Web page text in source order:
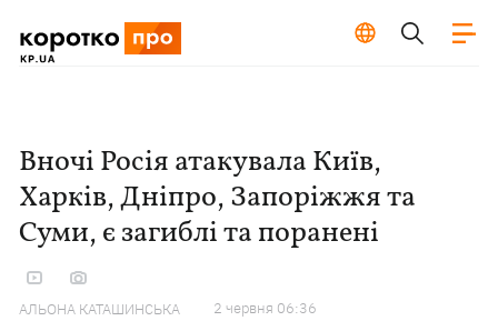
Вночі Росія атакувала Київ,
Харків, Дніпро, Запоріжжя та
Суми, є загиблі та поранені
АЛЬОНА КАТАШИНСЬКА 2 червня 06:36